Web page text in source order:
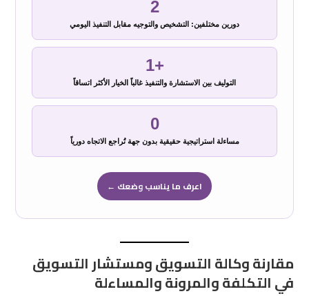
2
دورين مختلفين: التشخيص والتوجيه مقابل التنفيذ اليومي
+1
التوليف بين الاستشارة والتنفيذ غالباً الخيار الأكثر اتساقاً
0
مساءلة استراتيجية حقيقية بدون جهة تُراجع الاتجاه دورياً
اعرف ما يناسب وضعك ←
مقارنة وكالة التسويق ومستشار التسويق
في التكلفة والمرونة والمساءلة